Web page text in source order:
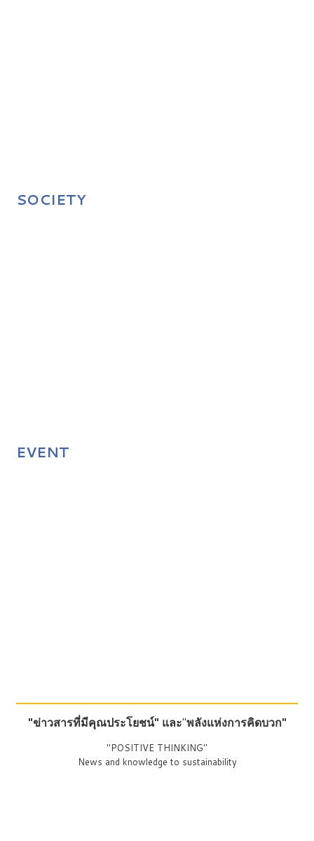
SOCIETY
EVENT
"ข่าวสารที่มีคุณประโยชน์" และ"พลังแห่งการคิดบวก"
"POSITIVE THINKING"
News and knowledge to sustainability